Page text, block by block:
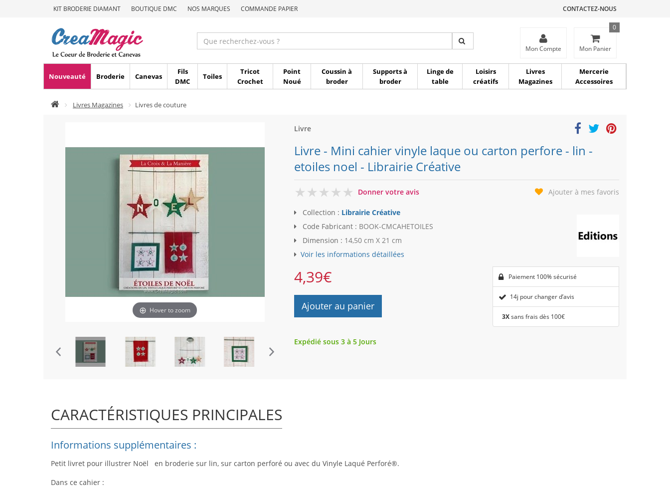
KIT BRODERIE DIAMANT BOUTIQUE DMC NOS MARQUES COMMANDE PAPIER CONTACTEZ-NOUS
Mon Compte Mon Panier
0
Nouveauté Broderie Canevas
Fils
DMC
Toiles
Tricot
Crochet
Point
Noué
Coussin à
broder
Supports à
broder
Linge de
table
Loisirs
créatifs
Livres
Magazines
Mercerie
Accessoires
Livres Magazines Livres de couture
Hover to zoom
Livre
Livre - Mini cahier vinyle laque ou carton perfore - lin -
etoiles noel - Librairie Créative
0
Donner votre avis Ajouter à mes favoris
Collection : Librairie Créative
Code Fabricant : BOOK-CMCAHETOILES
Dimension : 14,50 cm X 21 cm
Voir les informations détaillées
4,39€
Ajouter au panier
Paiement 100% sécurisé
14j pour changer d’avis
3Xsans frais dès 100€
Expédié sous 3 à 5 Jours
CARACTÉRISTIQUES PRINCIPALES
Informations supplémentaires :
Petit livret pour illustrer Noël en broderie sur lin, sur carton perforé ou avec du Vinyle Laqué Perforé®.
Dans ce cahier :